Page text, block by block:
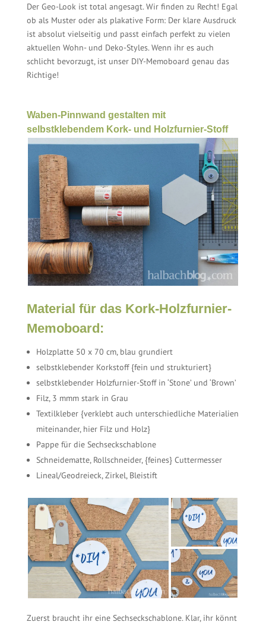
Der Geo-Look ist total angesagt. Wir finden zu Recht! Egal
ob als Muster oder als plakative Form: Der klare Ausdruck
ist absolut vielseitig und passt einfach perfekt zu vielen
aktuellen Wohn- und Deko-Styles. Wenn ihr es auch
schlicht bevorzugt, ist unser DIY-Memoboard genau das
Richtige!
Waben-Pinnwand gestalten mit
selbstklebendem Kork- und Holzfurnier-Stoff
Material für das Kork-Holzfurnier-
Memoboard:
Holzplatte 50 x 70 cm, blau grundiert
selbstklebender Korkstoff {fein und strukturiert}
selbstklebender Holzfurnier-Stoff in ‘Stone’ und ‘Brown’
Filz, 3 mmm stark in Grau
Textilkleber {verklebt auch unterschiedliche Materialien
miteinander, hier Filz und Holz}
Pappe für die Sechseckschablone
Schneidematte, Rollschneider, {feines} Cuttermesser
Lineal/Geodreieck, Zirkel, Bleistift
Zuerst braucht ihr eine Sechseckschablone. Klar, ihr könnt